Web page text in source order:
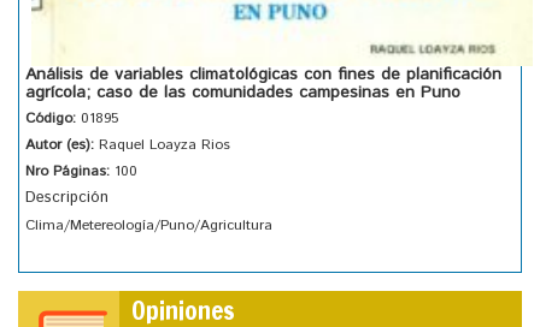
Análisis de variables climatológicas con fines de planificación
agrícola; caso de las comunidades campesinas en Puno
Código: 01895
Autor (es): Raquel Loayza Rios
Nro Páginas: 100
Descripción
Clima/Metereología/Puno/Agricultura
Opiniones